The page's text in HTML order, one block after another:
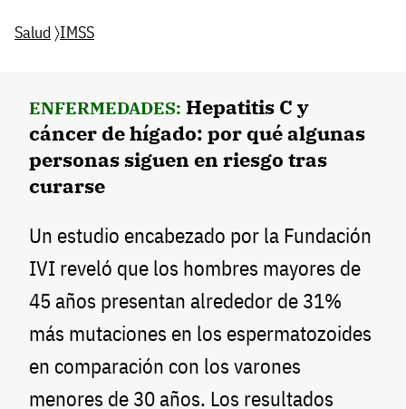
Salud 〉IMSS
ENFERMEDADES: Hepatitis C y
cáncer de hígado: por qué algunas
personas siguen en riesgo tras
curarse
Un estudio encabezado por la Fundación
IVI reveló que los hombres mayores de
45 años presentan alrededor de 31%
más mutaciones en los espermatozoides
en comparación con los varones
menores de 30 años. Los resultados